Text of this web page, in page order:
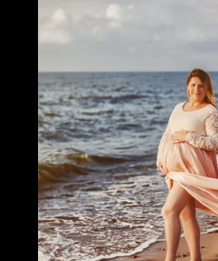
Portfolio
Blog
Kontakt